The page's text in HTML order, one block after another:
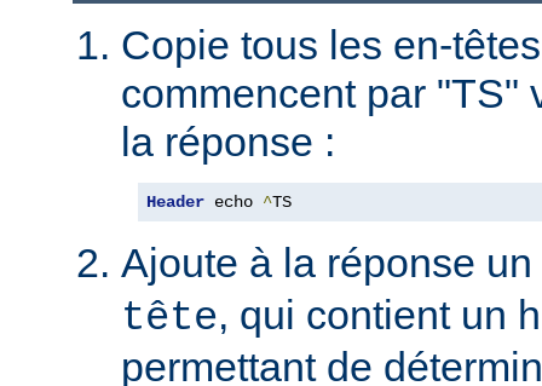
Copie tous les en-
commencent par "TS"
la réponse :
Header echo ^TS
Ajoute à la réponse
tête, qui contient un
permettant de